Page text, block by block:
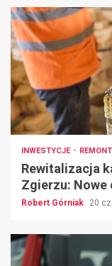
INWESTYCJE
Rewitalizacja
Zgierzu:
Robert Górniak 20